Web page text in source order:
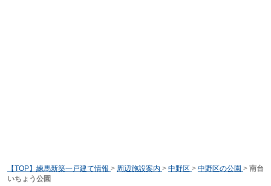
【TOP】練馬新築一戸建て情報 > 周辺施設案内 > 中野区 > 中野区の公園 > 南台
いちょう公園